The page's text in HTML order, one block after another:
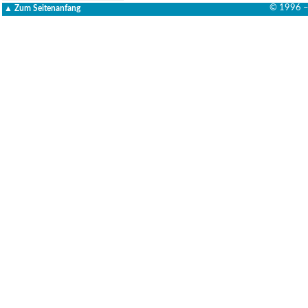
▲ Zum Seitenanfang © 1996